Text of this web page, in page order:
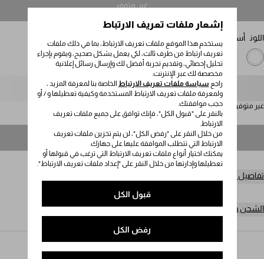
إشعار ملفات تعريف الارتباط
يستخدم هذا الموقع ملفات تعريف الارتباط، بما في ذلك ملفات
تعريف ارتباط من طرف ثالث، لكي يعمل بشكل صحيح، ويقوم بإجراء
تحليل إحصائي، وتقديم تجربة أفضل لك وإرسال رسائل إعلانية
مخصصة لك عبر الإنترنت.
راجع سياسة ملفات تعريف الارتباط الخاصة بنا لمعرفة المزيد ،
ولمعرفة ملفات تعريف الارتباط المستخدمة وكيفية تعطيلها و / أو
حجب موافقتك.
بالنقر على "قبول الكل"، فإنك توافق على جميع ملفات تعريف
الارتباط.
من خلال النقر على "رفض الكل"، لن يتم تخزين ملفات تعريف
الارتباط التي تتطلب الموافقة عليها على جهازك.
يمكنك اختيار أنواع ملفات تعريف الارتباط التي ترغب في قبولها أو
تعطيلها وإدارتها من خلال النقر على "إعداد ملفات تعريف الارتباط".
قبول الكل
رفض الكل
غير متوفر
اللون أسود / أسود
يُرجى تحديد المقاس
غير متوفر
غير متوفر
تفاصيل المنتج
الشحن وعمليات الإرجاع مجاناً
Prada
/ الرجال / الأزياء / بدلات رياضية وكنزات رياضية